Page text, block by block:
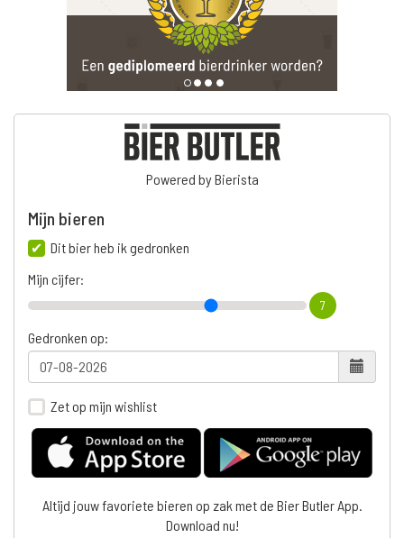
Powered by Bierista
Mijn bieren
Dit bier heb ik gedronken
Mijn cijfer:
7
Gedronken op:
Zet op mijn wishlist
Altijd jouw favoriete bieren op zak met de Bier Butler App.
Download nu!